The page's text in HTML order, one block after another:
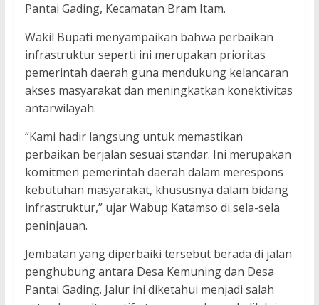
Pantai Gading, Kecamatan Bram Itam.
Wakil Bupati menyampaikan bahwa perbaikan
infrastruktur seperti ini merupakan prioritas
pemerintah daerah guna mendukung kelancaran
akses masyarakat dan meningkatkan konektivitas
antarwilayah.
“Kami hadir langsung untuk memastikan
perbaikan berjalan sesuai standar. Ini merupakan
komitmen pemerintah daerah dalam merespons
kebutuhan masyarakat, khususnya dalam bidang
infrastruktur,” ujar Wabup Katamso di sela-sela
peninjauan.
Jembatan yang diperbaiki tersebut berada di jalan
penghubung antara Desa Kemuning dan Desa
Pantai Gading. Jalur ini diketahui menjadi salah